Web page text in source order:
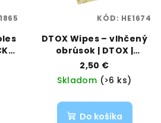
DTOX Wipes – vlhčený
obrúsok | DTOX |
Vaporama
2,50 €
Skladom (>6 ks)
Do košíka
KÓD: HE1674